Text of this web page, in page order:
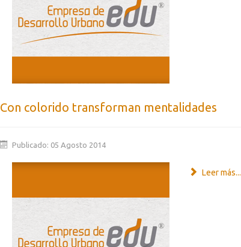
Con colorido transforman mentalidades
Publicado: 05 Agosto 2014
Leer más...